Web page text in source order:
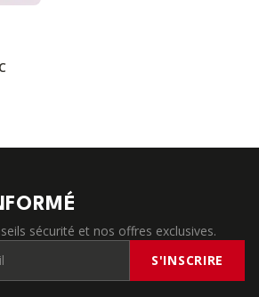
sécurité et nos offres exclusives.
S'INSCRIRE